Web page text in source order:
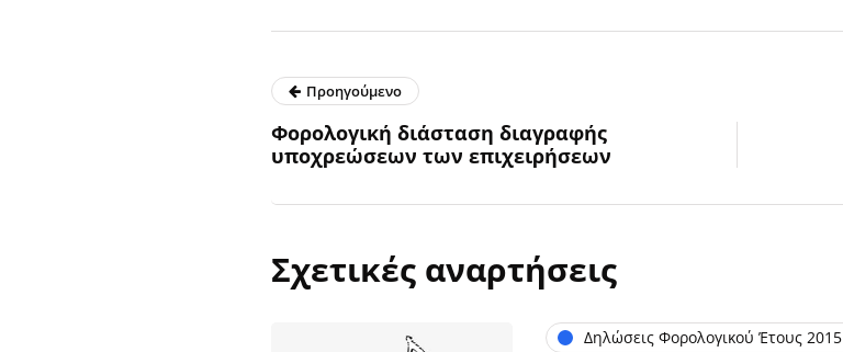
Προηγούμενο
Φορολογική διάσταση διαγραφής
υποχρεώσεων των επιχειρήσεων
Σχετικές αναρτήσεις
Δηλώσεις Φορολογικού Έτους 2015